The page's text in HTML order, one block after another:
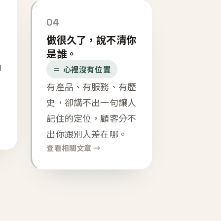
04
做很久了，說不清你
是誰。
＝ 心裡沒有位置
有產品、有服務、有歷
史，卻講不出一句讓人
記住的定位，顧客分不
出你跟別人差在哪。
查看相關文章 →